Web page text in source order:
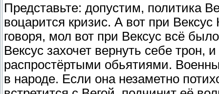
Представьте: допустим, политика
воцарится кризис. А вот при
говоря, мол вот при Вексус всё
Вексус захочет вернуть себе трон,
распростёртыми обьятиями.
в народе. Если она незаметно